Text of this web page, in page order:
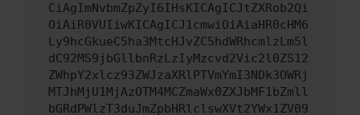
CiAgImNvbmZpZyI6IHsKICAgICJtZXRob2Qi
OiAiR0VUIiwKICAgICJ1cmwiOiAiaHR0cHM6
Ly9hcGkueC5ha3MtcHJvZC5hdWRhcmlzLm5l
dC92MS9jbGllbnRzLzIyMzcvd2Vic2l0ZS12
ZWhpY2xlcz93ZWJzaXRlPTVmYmI3NDk3OWRj
MTJhMjU1MjAzOTM4MCZmaWx0ZXJbMF1bZmll
bGRdPWlzT3duJmZpbHRlclswXVt2YWx1ZV09